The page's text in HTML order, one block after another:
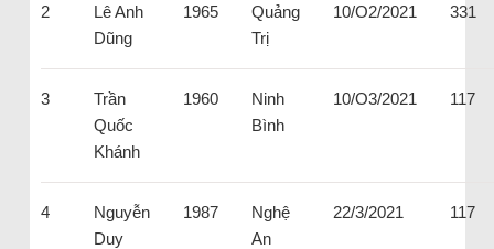
2
Lê Anh
Dũng
1965
Quảng
Trị
10/O2/2021 331
3
Trần
Quốc
Khánh
1960
Ninh
Bình
10/O3/2021 117
4
Nguyễn
Duy
1987
Nghệ
An
22/3/2021 117